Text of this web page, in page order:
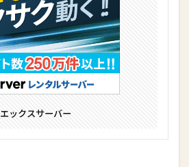
エックスサーバー